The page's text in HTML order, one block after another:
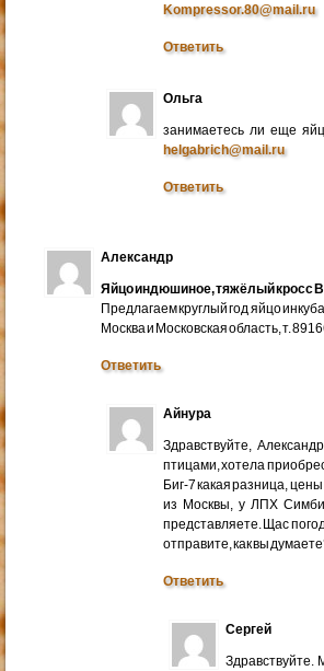
Kompressor.80@mail.ru
Ответить
Ольга
занимаетесь ли еще
helgabrich@mail.ru
Ответить
Александр
Яйцо индюшиное, тяжёлый кросс
Предлагаем круглый год яйцо
Москва и Московская область, т.
Ответить
Айнура
Здравствуйте,
птицами, хотела
Биг-7 какая разница,
из Москвы, у ЛПХ
представляете. Щас
отправите, как вы
Ответить
Сергей
Здравствуйте.